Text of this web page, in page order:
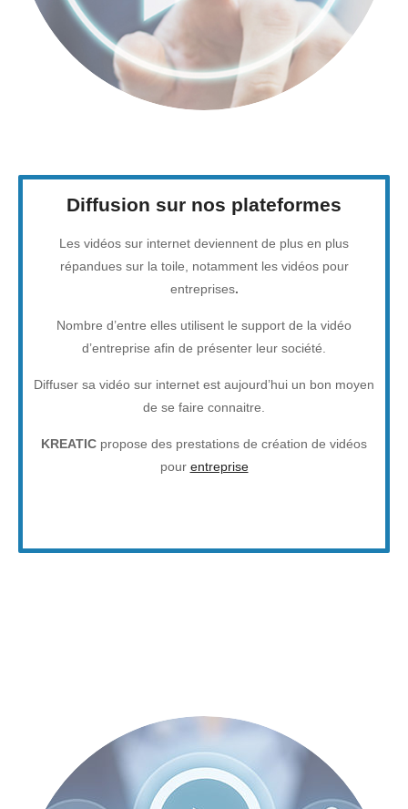
Diffusion sur nos plateformes
Les vidéos sur internet deviennent de plus en plus
répandues sur la toile, notamment les vidéos pour
entreprises.
Nombre d’entre elles utilisent le support de la vidéo
d’entreprise afin de présenter leur société.
Diffuser sa vidéo sur internet est aujourd’hui un bon moyen
de se faire connaitre.
KREATIC propose des prestations de création de vidéos
pour entreprise